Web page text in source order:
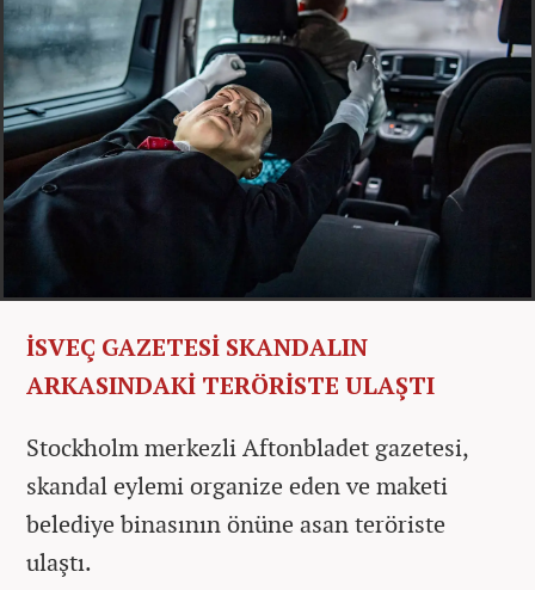
İSVEÇ GAZETESİ SKANDALIN
ARKASINDAKİ TERÖRİSTE ULAŞTI
Stockholm merkezli Aftonbladet gazetesi,
skandal eylemi organize eden ve maketi
belediye binasının önüne asan teröriste
ulaştı.